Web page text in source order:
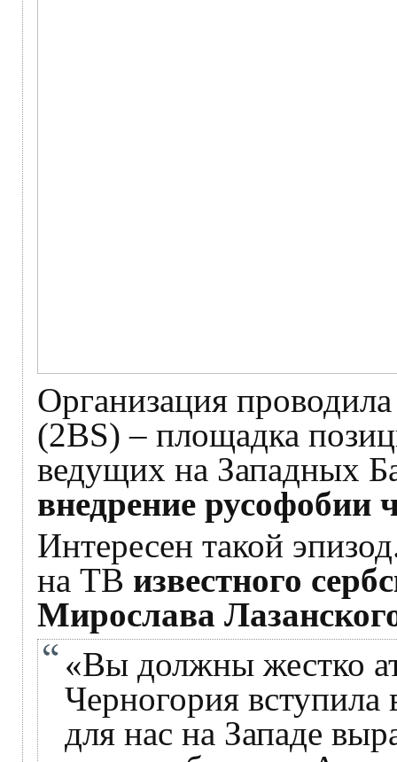
Организация
(2BS) – площадка
ведущих на Западных
внедрение русофобии
Интересен такой
на ТВ известного
Мирослава
«Вы должны жестко
Черногория
для нас на Западе